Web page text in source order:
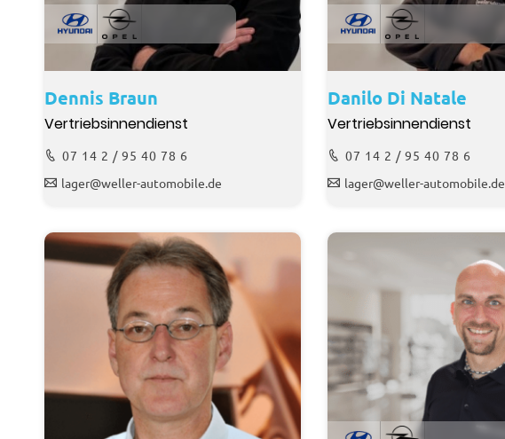
Dennis Braun
Vertriebsinnendienst
07 14 2 / 95 40 78 6
lager@weller-automobile.de
Danilo Di Natale
Vertriebsinnendienst
07 14 2 / 95 40 78 6
lager@weller-automobile.de